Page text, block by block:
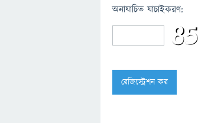
অনাযাচিত যাচাইকরণ: